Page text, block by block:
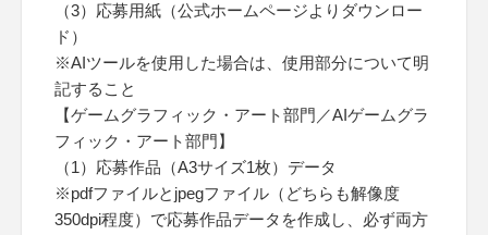
（3）応募用紙（公式ホームページよりダウンロー
ド）
※AIツールを使用した場合は、使用部分について明
記すること
【ゲームグラフィック・アート部門／AIゲームグラ
フィック・アート部門】
（1）応募作品（A3サイズ1枚）データ
※pdfファイルとjpegファイル（どちらも解像度
350dpi程度）で応募作品データを作成し、必ず両方